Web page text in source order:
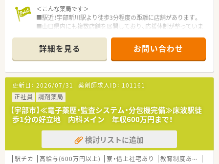
＜こんな薬局です＞
■駅近！宇部新川駅より徒歩3分程度の距離に店舗があります。
■山口県内にも複数店舗を展開しており、応援体制が整っていま
＜業務内容＞
■処方箋による調剤業務、服薬指導、薬剤情報の提供など
■隣接の総合病院より幅広い処方を応需しています。
＜研修制度＞
■独自の研修システムを活用し、効率的かつ効果的なスキルアッ
プを支援しています。
■カフェテリア研修や社内学術大会など、目指す社会人像に合わ
せて学ぶ事ができる環境が整っています。
■大学と提携し、がん･高齢者医療など最新の知識修得をし、専
門性の高い薬剤師の育成しています。
■自己啓発の一環として、約130種類の中から自分にあった講座
を選択できる通信教育があります。
詳細を見る お問い合わせ
更新日： 2026/07/31 薬剤師求人ID： 101161
正社員
調剤薬局
【宇部市】≪電子薬歴・監査システム・分包機完備≫床波駅徒
歩1分の好立地 内科メイン 年収600万円まで！
検討リストに追加
駅チカ 高給与(600万円以上) 寮・借上社宅あり 教育制度あり